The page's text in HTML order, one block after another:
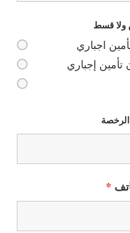
ولا قسط
اجباري
إجباري
الرخصة
*